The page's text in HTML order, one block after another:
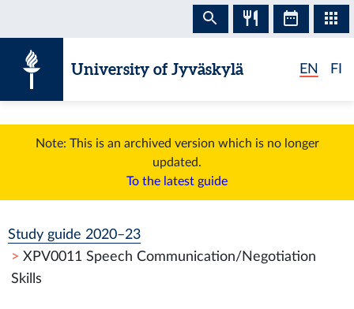
University of Jyväskylä EN FI
Note: This is an archived version which is no longer
updated.
To the latest guide
Study guide 2020–23
XPV0011 Speech Communication/Negotiation
Skills